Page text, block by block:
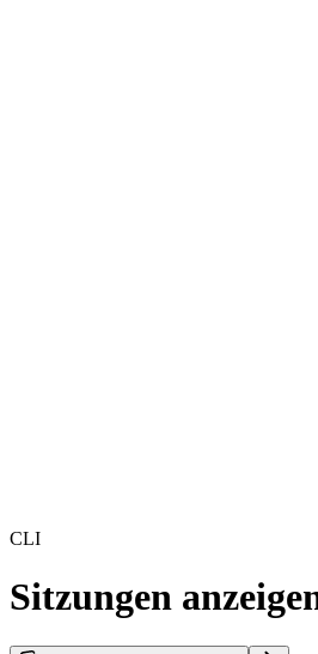
CLI
Sitzungen